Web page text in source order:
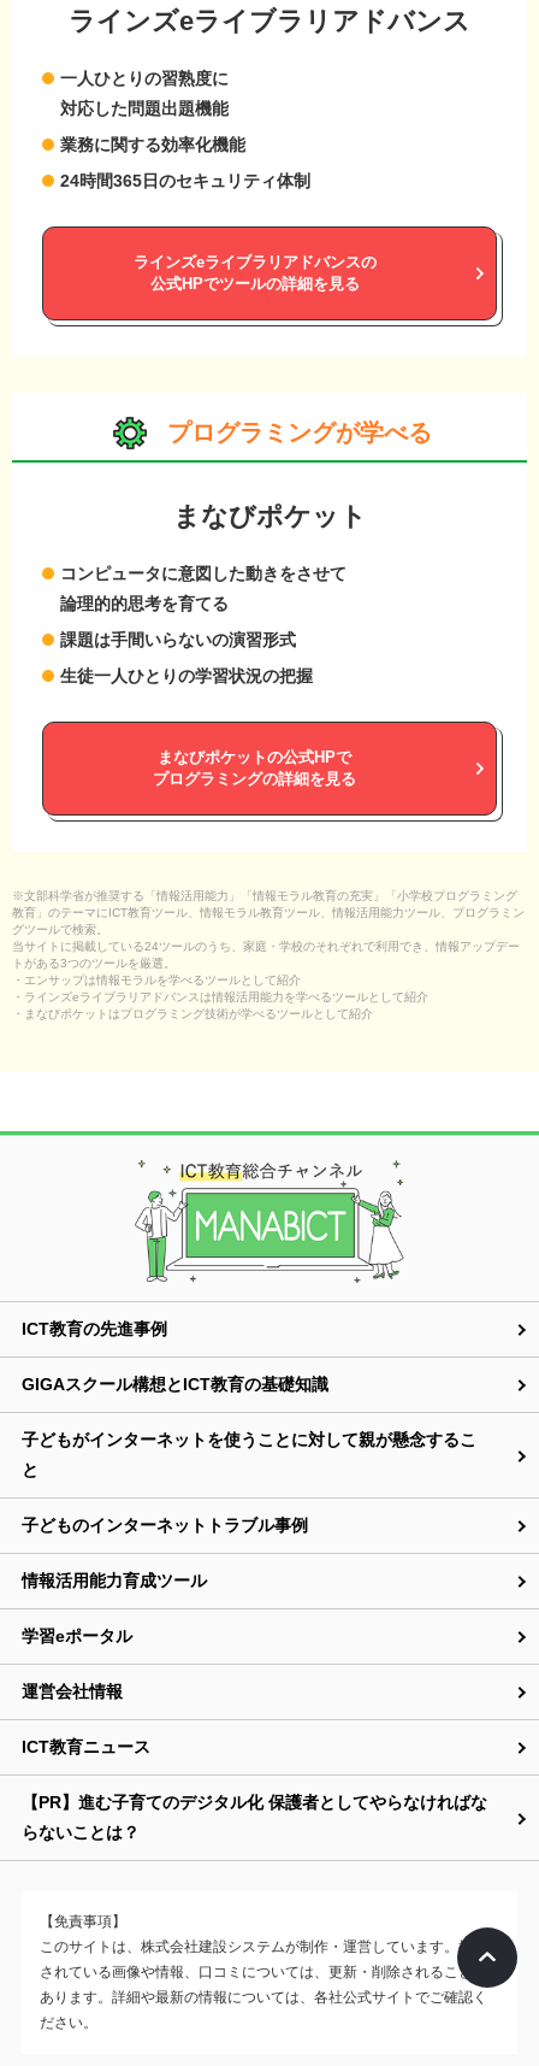
ラインズeライブラリアドバンス
一人ひとりの習熟度に
対応した問題出題機能
業務に関する効率化機能
24時間365日のセキュリティ体制
ラインズeライブラリアドバンスの
公式HPでツールの詳細を見る
プログラミングが学べる
まなびポケット
コンピュータに意図した動きをさせて
論理的的思考を育てる
課題は手間いらないの演習形式
生徒一人ひとりの学習状況の把握
まなびポケットの公式HPで
プログラミングの詳細を見る
※文部科学省が推奨する「情報活用能力」「情報モラル教育の充実」「小学校プログラミング
教育」のテーマにICT教育ツール、情報モラル教育ツール、情報活用能力ツール、プログラミン
グツールで検索。
当サイトに掲載している24ツールのうち、家庭・学校のそれぞれで利用でき、情報アップデー
トがある3つのツールを厳選。
・エンサップは情報モラルを学べるツールとして紹介
・ラインズeライブラリアドバンスは情報活用能力を学べるツールとして紹介
・まなびポケットはプログラミング技術が学べるツールとして紹介
ICT教育の先進事例
GIGAスクール構想とICT教育の基礎知識
子どもがインターネットを使うことに対して親が懸念するこ
と
子どものインターネットトラブル事例
情報活用能力育成ツール
学習eポータル
運営会社情報
ICT教育ニュース
【PR】進む子育てのデジタル化 保護者としてやらなければな
らないことは？
【免責事項】
このサイトは、株式会社建設システムが制作・運営しています。掲載
されている画像や情報、口コミについては、更新・削除されることが
あります。詳細や最新の情報については、各社公式サイトでご確認く
ださい。